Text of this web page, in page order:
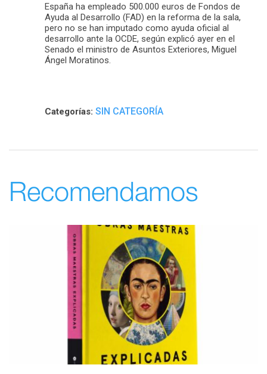
España ha empleado 500.000 euros de Fondos de
Ayuda al Desarrollo (FAD) en la reforma de la sala,
pero no se han imputado como ayuda oficial al
desarrollo ante la OCDE, según explicó ayer en el
Senado el ministro de Asuntos Exteriores, Miguel
Ángel Moratinos.
Categorías: SIN CATEGORÍA
Recomendamos